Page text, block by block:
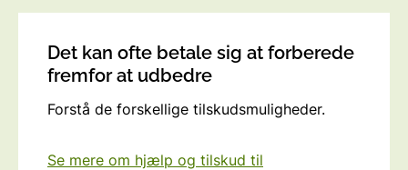
Det kan ofte betale sig at forberede
fremfor at udbedre
Forstå de forskellige tilskudsmuligheder.
Se mere om hjælp og tilskud til